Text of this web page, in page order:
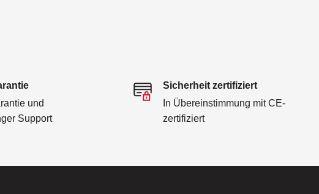
und
Support
Sicherheit zertifiziert
In Übereinstimmung mit CE-
zertifiziert